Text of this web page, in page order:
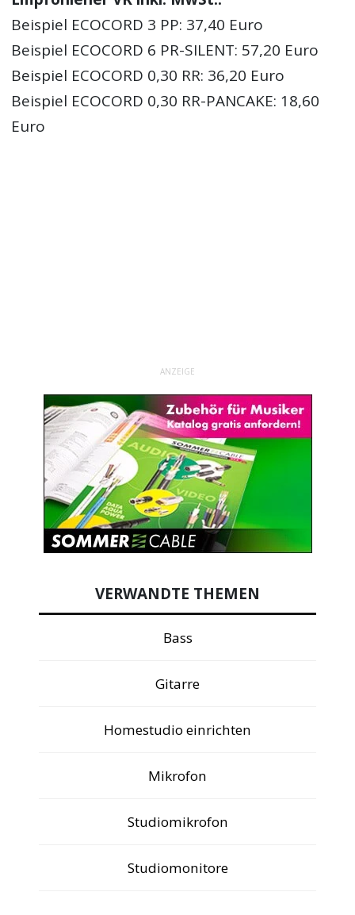
Beispiel ECOCORD 3 PP: 37,40 Euro
Beispiel ECOCORD 6 PR-SILENT: 57,20 Euro
Beispiel ECOCORD 0,30 RR: 36,20 Euro
Beispiel ECOCORD 0,30 RR-PANCAKE: 18,60
Euro
ANZEIGE
VERWANDTE THEMEN
Bass
Gitarre
Homestudio einrichten
Mikrofon
Studiomikrofon
Studiomonitore